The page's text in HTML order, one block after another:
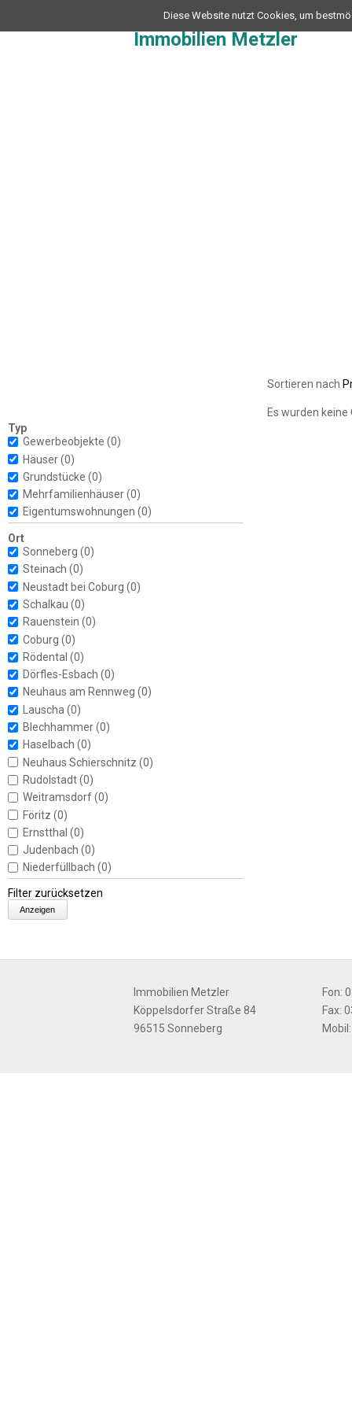
Immobilien Metzler
Sortieren nach
Es wurden
Typ
Gewerbeobjekte (0)
Häuser(0)
Grundstücke (0)
Mehrfamilienhäuser(0)
Eigentumswohnungen (0)
Ort
Sonneberg (0)
Steinach (0)
Neustadt bei Coburg (0)
Schalkau (0)
Rauenstein (0)
Coburg (0)
Rödental (0)
Dörfles-Esbach (0)
Neuhaus am Rennweg (0)
Lauscha (0)
Blechhammer(0)
Haselbach (0)
Neuhaus Schierschnitz (0)
Rudolstadt(0)
Weitramsdorf(0)
Föritz (0)
Ernstthal (0)
Judenbach (0)
Niederfüllbach (0)
Filter zurücksetzen
Immobilien Metzler
Köppelsdorfer Straße 84
96515 Sonneberg
Fon:
Fax:
Diese Website nutzt Cookies, um